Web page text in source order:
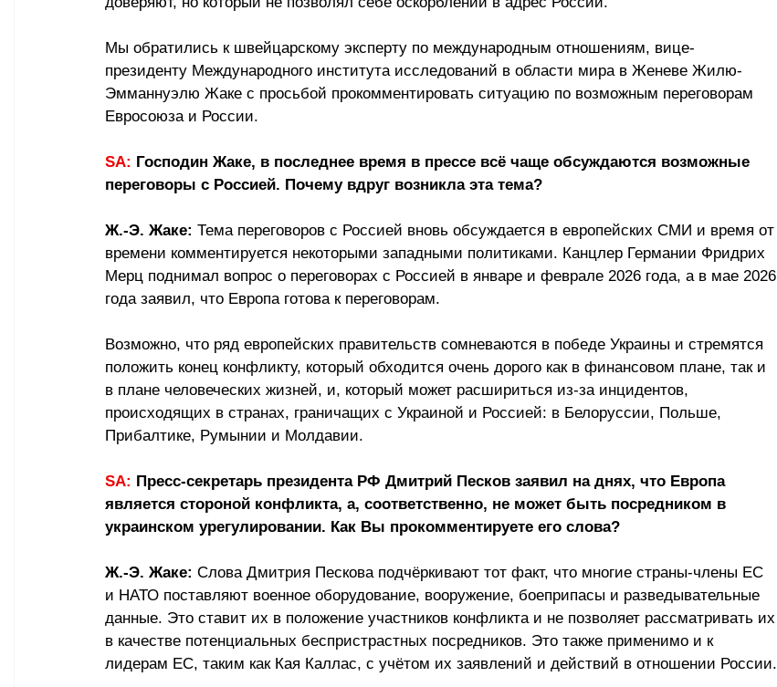
Мы обратились к швейцарскому эксперту по международным отношениям, вице-
президенту Международного института исследований в области мира в Женеве Жилю-
Эмманнуэлю Жаке с просьбой прокомментировать ситуацию по возможным переговорам
Евросоюза и России.
SA: Господин Жаке, в последнее время в прессе всё чаще обсуждаются возможные
переговоры с Россией. Почему вдруг возникла эта тема?
Ж.-Э. Жаке: Тема переговоров с Россией вновь обсуждается в европейских СМИ и время от
времени комментируется некоторыми западными политиками. Канцлер Германии Фридрих
Мерц поднимал вопрос о переговорах с Россией в январе и феврале 2026 года, а в мае 2026
года заявил, что Европа готова к переговорам.
Возможно, что ряд европейских правительств сомневаются в победе Украины и стремятся
положить конец конфликту, который обходится очень дорого как в финансовом плане, так и
в плане человеческих жизней, и, который может расшириться из-за инцидентов,
происходящих в странах, граничащих с Украиной и Россией: в Белоруссии, Польше,
Прибалтике, Румынии и Молдавии.
SA: Пресс-секретарь президента РФ Дмитрий Песков заявил на днях, что Европа
является стороной конфликта, а, соответственно, не может быть посредником в
украинском урегулировании. Как Вы прокомментируете его слова?
Ж.-Э. Жаке: Слова Дмитрия Пескова подчёркивают тот факт, что многие страны-члены ЕС
и НАТО поставляют военное оборудование, вооружение, боеприпасы и разведывательные
данные. Это ставит их в положение участников конфликта и не позволяет рассматривать их
в качестве потенциальных беспристрастных посредников. Это также применимо и к
лидерам ЕС, таким как Кая Каллас, с учётом их заявлений и действий в отношении России.